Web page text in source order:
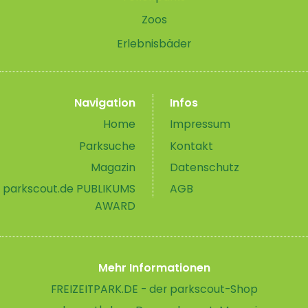
entscheiden sich für einen Urlaub an
der Ostsee...
Zoos
Erlebnisbäder
Navigation
Home
Parksuche
Magazin
parkscout.de PUBLIKUMS
AWARD
Infos
Impressum
Kontakt
Datenschutz
AGB
Mehr Informationen
FREIZEITPARK.DE - der parkscout-Shop